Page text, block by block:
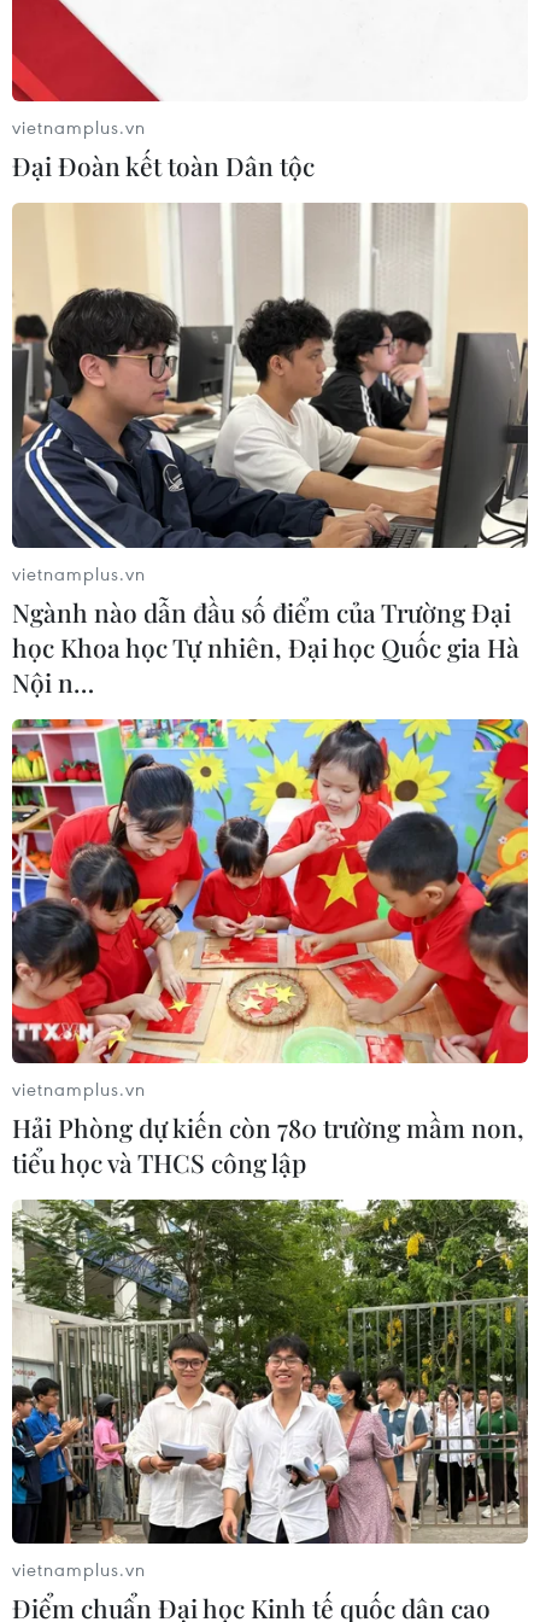
vietnamplus.vn
Đại Đoàn kết toàn Dân tộc
vietnamplus.vn
Ngành nào dẫn đầu số điểm của Trường Đại
học Khoa học Tự nhiên, Đại học Quốc gia Hà
Nội n…
vietnamplus.vn
Hải Phòng dự kiến còn 780 trường mầm non,
tiểu học và THCS công lập
vietnamplus.vn
Điểm chuẩn Đại học Kinh tế quốc dân cao